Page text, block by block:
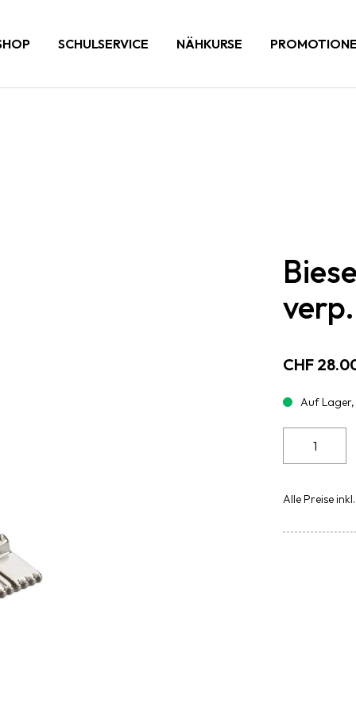
SCHULSERVICE NÄHKURSE
verp.
CHF
Auf
#34
Menge
Alle Preise